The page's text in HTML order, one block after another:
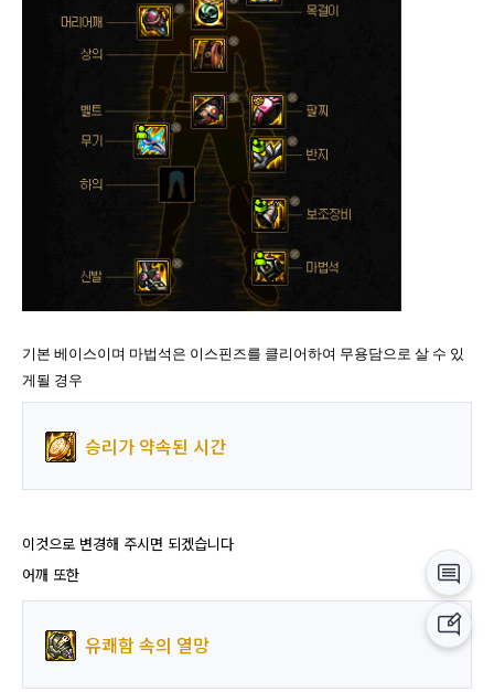
기본 베이스이며 마법석은 이스핀즈를 클리어하여 무용담으로 살 수 있
게될 경우
승리가 약속된 시간
이것으로 변경해 주시면 되겠습니다
어깨 또한
유쾌함 속의 열망